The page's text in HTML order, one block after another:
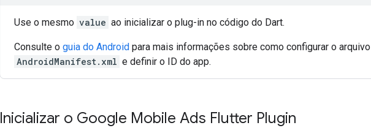
Use o mesmo value ao inicializar o plug-in no código do Dart.
Consulte o guia do Android para mais informações sobre como configurar o arquivo
AndroidManifest.xml e definir o ID do app.
Inicializar o Google Mobile Ads Flutter Plugin